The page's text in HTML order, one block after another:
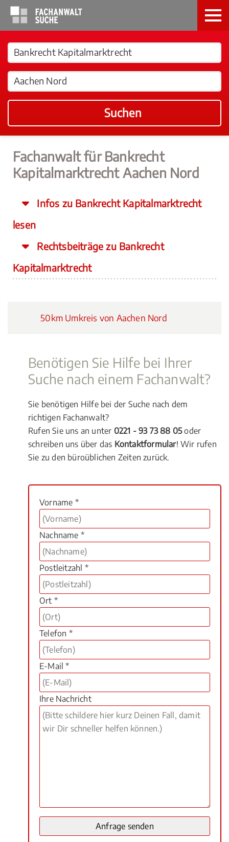
Suchen
Fachanwalt für Bankrecht
Kapitalmarktrecht Aachen Nord
Infos zu Bankrecht Kapitalmarktrecht
lesen
Rechtsbeiträge zu Bankrecht
Kapitalmarktrecht
50km Umkreis von Aachen Nord
Benötigen Sie Hilfe bei Ihrer
Suche nach einem Fachanwalt?
Sie benötigen Hilfe bei der Suche nach dem
richtigen Fachanwalt?
Rufen Sie uns an unter 0221 - 93 73 88 05oder
schreiben uns über das Kontaktformular! Wir rufen
Sie zu den büroüblichen Zeiten zurück.
Vorname *
Nachname *
Postleitzahl *
Ort *
Telefon *
E-Mail *
Ihre Nachricht